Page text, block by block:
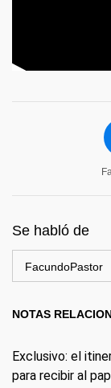
Se habló de
FacundoPastor
NOTAS
Exclusivo: el
para recibir al